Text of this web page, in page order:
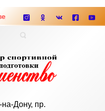
ведёт набор
на-Дону, пр.